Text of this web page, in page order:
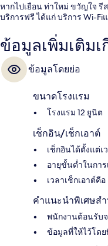
หากไปเยือน ท่าใหม่ ขวัญใจ
บริการฟรี ได้แก่ บริการ Wi-Fi
ข้อมูลเพิ่มเติม
ข้อมูลโดยย่อ
ขนาดโรงแรม
โรงแรม 12 ยูนิต
เช็กอิน/เช็กเอาต์
เช็กอินได้ตั้งแต่เ
อายุขั้นต่ำในการ
เวลาเช็กเอาต์คือ
คำแนะนำพิเศษส
พนักงานต้อนรับ
ข้อมูลที่ให้ไว้โด